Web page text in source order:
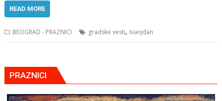
READ MORE
BEOGRAD - PRAZNICI gradske vesti, Ivanjdan
PRAZNICI